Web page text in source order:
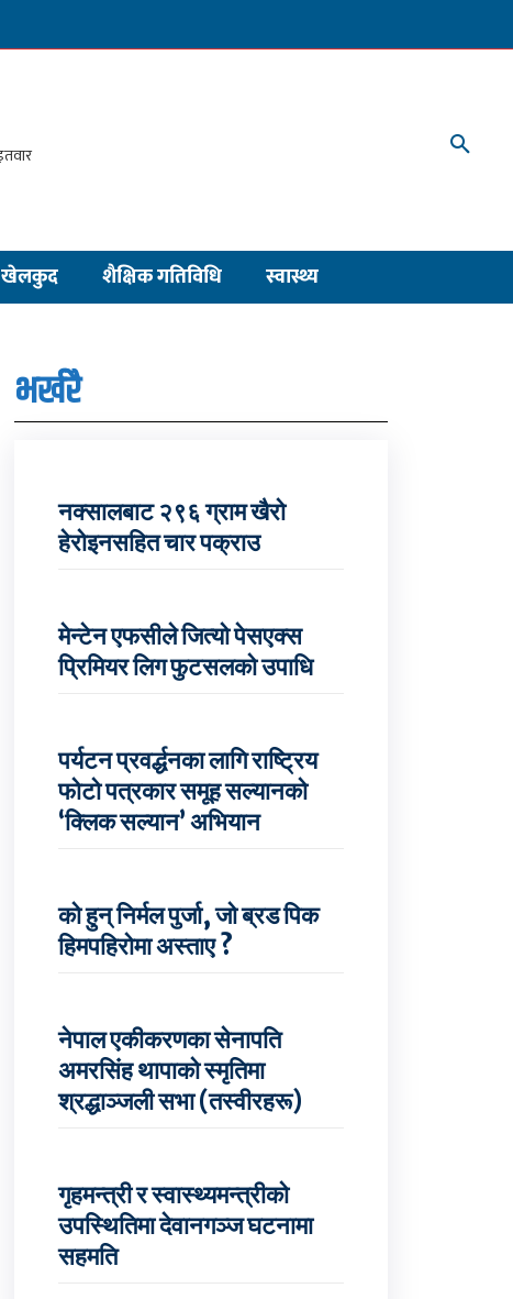
खेलकुद शैक्षिक गतिविधि स्वास्थ्य
भर्खरै
नक्सालबाट २९६ ग्राम खैरो
हेरोइनसहित चार पक्राउ
मेन्टेन एफसीले जित्यो पेसएक्स
प्रिमियर लिग फुटसलको उपाधि
पर्यटन प्रवर्द्धनका लागि राष्ट्रिय
फोटो पत्रकार समूह सल्यानको
‘क्लिक सल्यान’ अभियान
को हुन् निर्मल पुर्जा, जो ब्रड पिक
हिमपहिरोमा अस्ताए ?
नेपाल एकीकरणका सेनापति
अमरसिंह थापाको स्मृतिमा
श्रद्धाञ्जली सभा (तस्वीरहरू)
गृहमन्त्री र स्वास्थ्यमन्त्रीको
उपस्थितिमा देवानगञ्ज घटनामा
सहमति